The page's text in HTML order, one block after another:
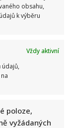
obsahu,
k výběru
Vždy aktivní
údajů,
poloze,
vyžádaných